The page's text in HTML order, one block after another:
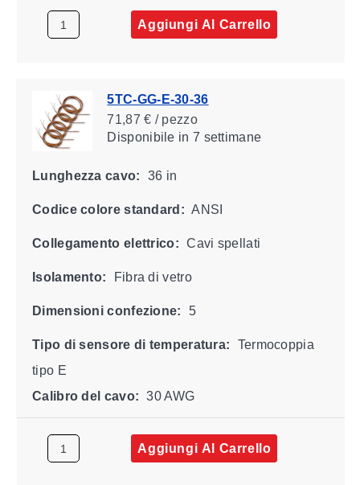
Aggiungi Al Carrello
5TC-GG-E-30-36
71,87 € / pezzo
Disponibile in 7 settimane
Lunghezza cavo: 36 in
Codice colore standard: ANSI
Collegamento elettrico: Cavi spellati
Isolamento: Fibra di vetro
Dimensioni confezione: 5
Tipo di sensore di temperatura:
Termocoppia
tipo E
Calibro del cavo: 30 AWG
Aggiungi Al Carrello